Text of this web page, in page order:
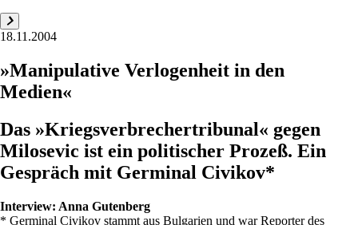
18.11.2004
»Manipulative Verlogenheit in den
Medien«
Das »Kriegsverbrechertribunal« gegen
Milosevic ist ein politischer Prozeß. Ein
Gespräch mit Germinal Civikov*
Interview: Anna Gutenberg
* Germinal Civikov stammt aus Bulgarien und war Reporter des